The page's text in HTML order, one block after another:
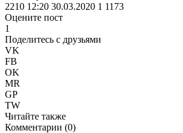
2210 12:20 30.03.2020 1 1173
Оцените пост
1
Поделитесь с друзьями
VK
FB
OK
MR
GP
TW
Читайте также
Комментарии (0)